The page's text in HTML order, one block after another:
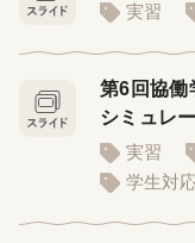
実習
第6回協働
シミュレ
実習
学生対